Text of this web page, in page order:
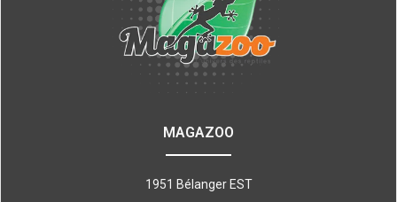
MAGAZOO
1951 Bélanger EST